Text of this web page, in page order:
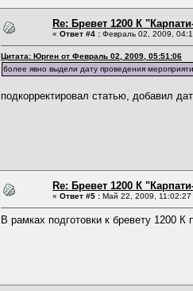
Re: Бревет 1200 К
« Ответ #4 : Февраль 02, 2009,
Цитата: Юрген от Февраль 02, 2009, 05:51:06
более явно выдели дату проведения
подкорректировал статью, добавил
Re: Бревет 1200 К
« Ответ #5 : Май 22, 2009, 11:02:27
В рамках подготовки к бревету 1200